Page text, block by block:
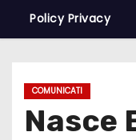
Policy Privacy
COMUNICATI
Nasce